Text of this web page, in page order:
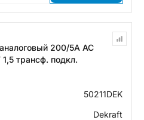
200/5А AC
трансф. подкл.
50211DEK
Dekraft